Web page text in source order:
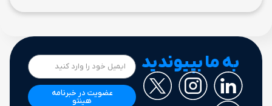
به ما بپیوندید
عضویت در خبرنامه
هینتو